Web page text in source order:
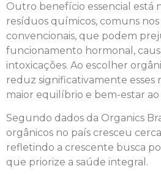
Outro benefício essencial está
resíduos químicos, comuns
convencionais, que podem
funcionamento hormonal,
intoxicações. Ao escolher
reduz significativamente esses
maior equilíbrio e bem-estar ao
Segundo dados da Organics
orgânicos no país cresceu
refletindo a crescente busca
que priorize a saúde integral.